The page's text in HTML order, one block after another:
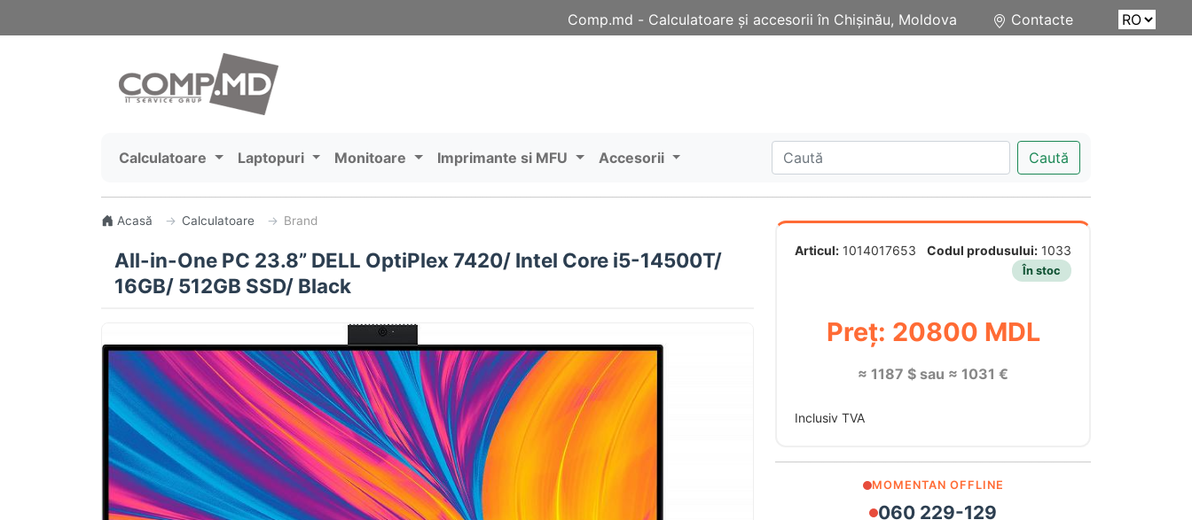
Contacte
Comp.md - Сalculatoare și accesorii în Chișinău, Moldova
Calculatoare Laptopuri Monitoare Imprimante si MFU Accesorii Caută
Acasă Calculatoare Brand
All-in-One PC 23.8” DELL OptiPlex 7420/ Intel Core i5-14500T/
16GB/ 512GB SSD/ Black
Articul: 1014017653 Codul produsului: 1033
În stoc
Preț: 20800 MDL
≈ 1187 $ sau ≈ 1031 €
Inclusiv TVA
MOMENTAN OFFLINE
060 229-129